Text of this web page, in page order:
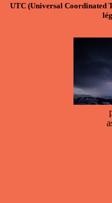
UTC(Universal Coordinated